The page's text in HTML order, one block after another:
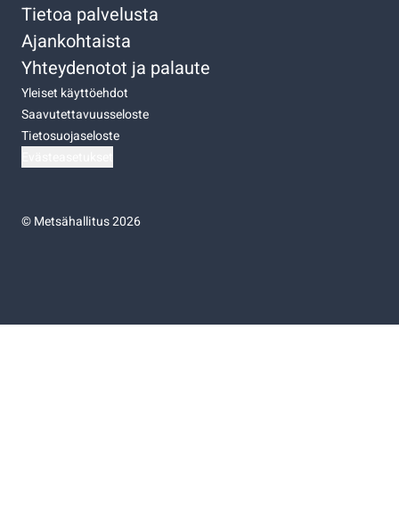
Tietoa palvelusta
Ajankohtaista
Yhteydenotot ja palaute
Yleiset käyttöehdot
Saavutettavuusseloste
Tietosuojaseloste
©Metsähallitus 2026